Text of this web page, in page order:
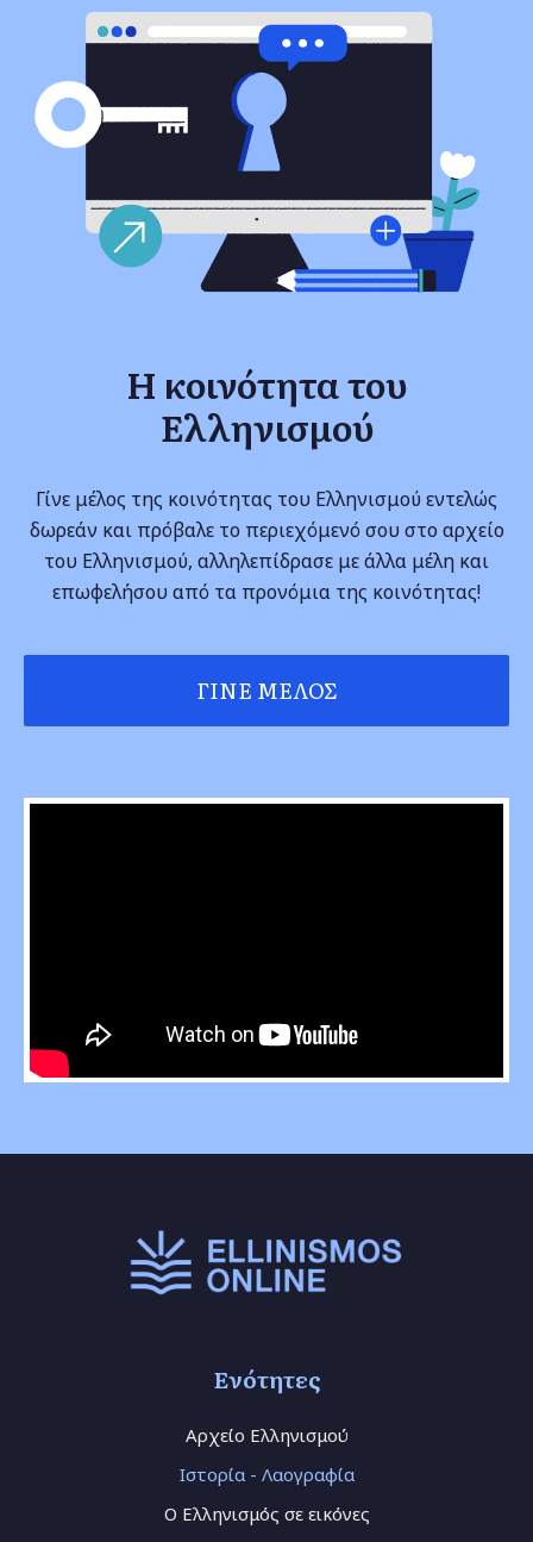
Η κοινότητα του
Ελληνισμού
Γίνε μέλος της κοινότητας του Ελληνισμού εντελώς
δωρεάν και πρόβαλε το περιεχόμενό σου στο αρχείο
του Ελληνισμού, αλληλεπίδρασε με άλλα μέλη και
επωφελήσου από τα προνόμια της κοινότητας!
ΓΊΝΕ ΜΈΛΟΣ
Ενότητες
Αρχείο Ελληνισμού
Ιστορία - Λαογραφία
Ο Ελληνισμός σε εικόνες